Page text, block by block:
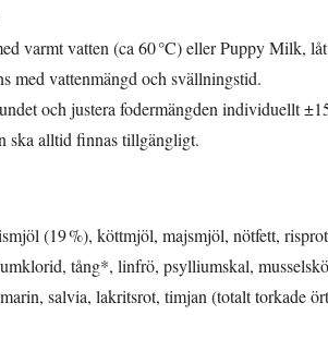
varmt vatten (ca 60 °C) eller Puppy Milk,
med vattenmängd och svällningstid.
och justera fodermängden individuellt
ska alltid finnas tillgängligt.
(19 %), köttmjöl, majsmjöl, nötfett,
tång*, linfrö, psylliumskal,
salvia, lakritsrot, timjan (totalt torkade